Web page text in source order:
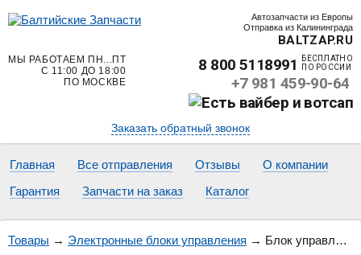
Автозапчасти из Европы
Отправка из Калининграда
BALTZAP.RU
МЫ РАБОТАЕМ ПН...ПТ
С 11:00 ДО 18:00
ПО МОСКВЕ
8 800 5118991
БЕСПЛАТНО
ПО РОССИИ
+7 981 459-90-64
Заказать обратный звонок
Главная Все отправления Отзывы
О компании
Гарантия
Запчасти на заказ Каталог
Товары → Электронные блоки управления → Блок управления RENAULT 1.5 DCI S122326109A 8200565863